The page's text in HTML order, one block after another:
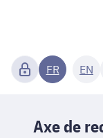
FR EN
Axe de